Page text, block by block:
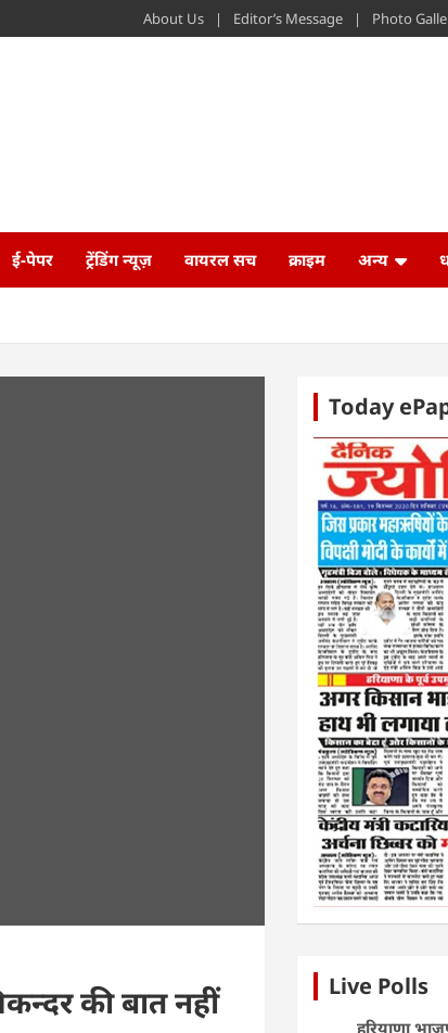
About Us Editor’s Message Photo
ई-पेपर ट्रेंडिंग न्यूज़ वायरल सच क्राइम अन्य
की बात नहीं
Today
Live Polls
हरियाणा